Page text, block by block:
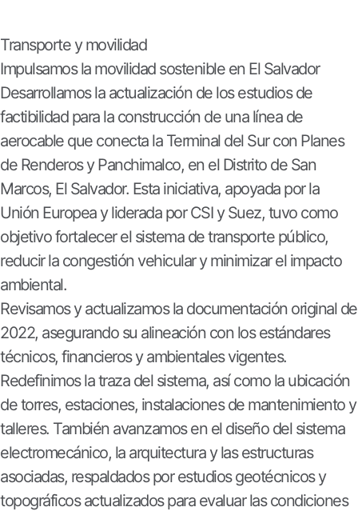
Transporte y movilidad
Impulsamos la movilidad sostenible en El Salvador
Desarrollamos la actualización de los estudios de
factibilidad para la construcción de una línea de
aerocable que conecta la Terminal del Sur con Planes
de Renderos y Panchimalco, en el Distrito de San
Marcos, El Salvador. Esta iniciativa, apoyada por la
Unión Europea y liderada por CSI y Suez, tuvo como
objetivo fortalecer el sistema de transporte público,
reducir la congestión vehicular y minimizar el impacto
ambiental.
Revisamos y actualizamos la documentación original de
2022, asegurando su alineación con los estándares
técnicos, financieros y ambientales vigentes.
Redefinimos la traza del sistema, así como la ubicación
de torres, estaciones, instalaciones de mantenimiento y
talleres. También avanzamos en el diseño del sistema
electromecánico, la arquitectura y las estructuras
asociadas, respaldados por estudios geotécnicos y
topográficos actualizados para evaluar las condiciones